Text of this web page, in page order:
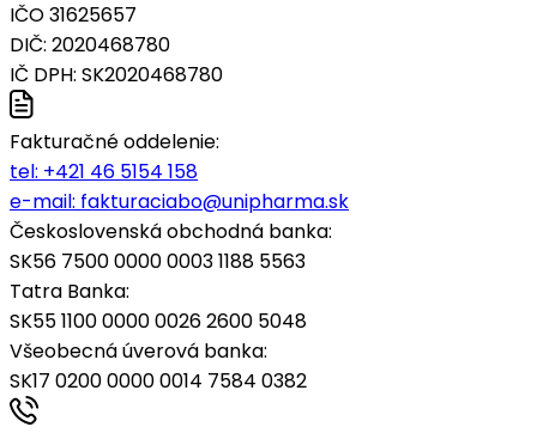
IČO 31625657
DIČ: 2020468780
IČ DPH: SK2020468780
Fakturačné oddelenie:
tel: +421 46 5154 158
e-mail: fakturaciabo@unipharma.sk
Československá obchodná banka:
SK56 7500 0000 0003 1188 5563
Tatra Banka:
SK55 1100 0000 0026 2600 5048
Všeobecná úverová banka:
SK17 0200 0000 0014 7584 0382